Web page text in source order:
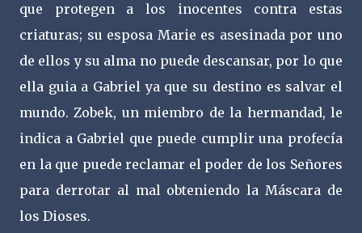
que protegen a los inocentes contra estas
criaturas; su esposa Marie es asesinada por uno
de ellos y su alma no puede descansar, por lo que
ella guia a Gabriel ya que su destino es salvar el
mundo. Zobek, un miembro de la hermandad, le
indica a Gabriel que puede cumplir una profecía
en la que puede reclamar el poder de los Señores
para derrotar al mal obteniendo la Máscara de
los Dioses.